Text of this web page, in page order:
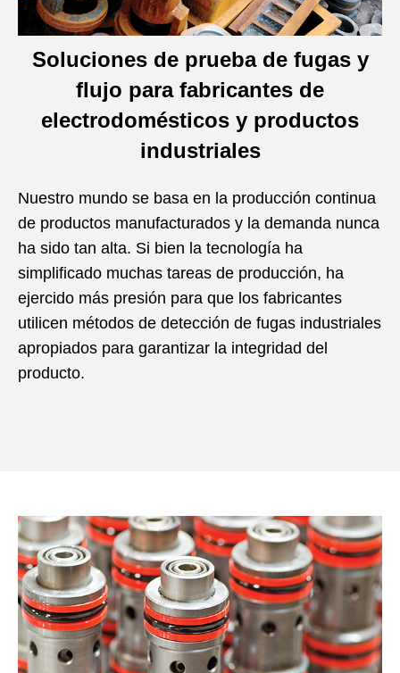
Soluciones de prueba de fugas y
flujo para fabricantes de
electrodomésticos y productos
industriales
Nuestro mundo se basa en la producción continua
de productos manufacturados y la demanda nunca
ha sido tan alta. Si bien la tecnología ha
simplificado muchas tareas de producción, ha
ejercido más presión para que los fabricantes
utilicen métodos de detección de fugas industriales
apropiados para garantizar la integridad del
producto.